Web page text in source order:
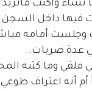
تشاء واكتب
فيها داخل السجن
وجلست أمامه
عدة ضربات.
ملفي وما كتبه
أنه اعتراف